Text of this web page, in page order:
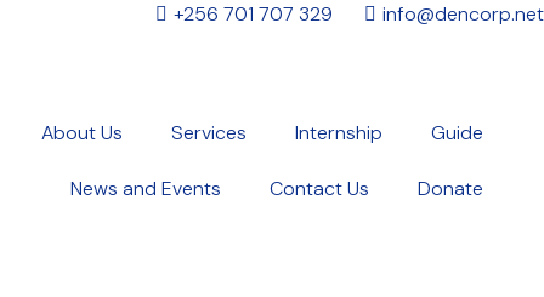
+256 701 707 329 info@dencorp.net
About Us Services Internship Guide
News and Events Contact Us Donate